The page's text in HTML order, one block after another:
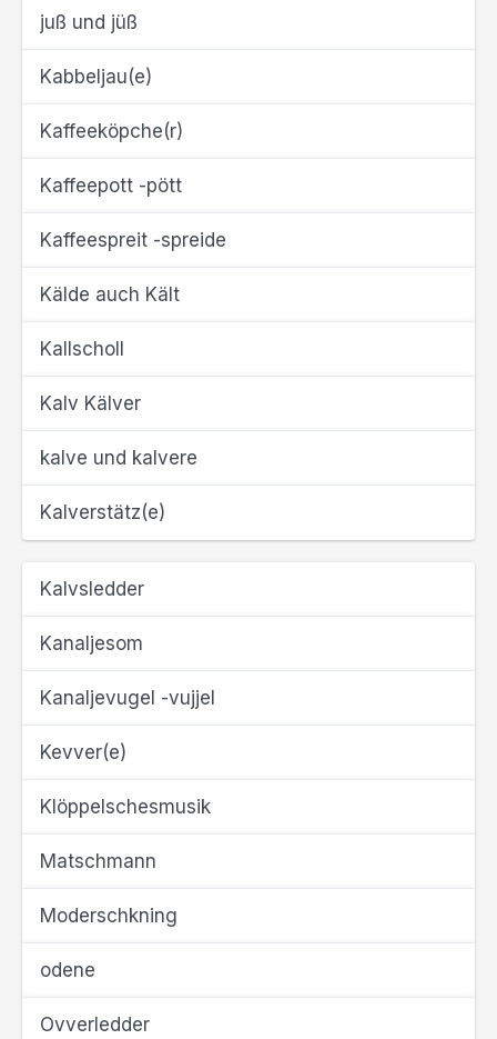
juß und jüß
Kabbeljau(e)
Kaffeeköpche(r)
Kaffeepott -pött
Kaffeespreit -spreide
Kälde auch Kält
Kallscholl
Kalv Kälver
kalve und kalvere
Kalverstätz(e)
Kalvsledder
Kanaljesom
Kanaljevugel -vujjel
Kevver(e)
Klöppelschesmusik
Matschmann
Moderschkning
odene
Ovverledder